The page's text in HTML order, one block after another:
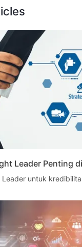
Leader Penting
Leader untuk